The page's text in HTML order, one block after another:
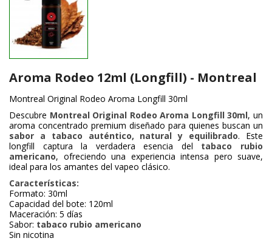
Aroma Rodeo 12ml (Longfill) - Montreal
Montreal Original Rodeo Aroma Longfill 30ml
Descubre Montreal Original Rodeo Aroma Longfill 30ml, un
aroma concentrado premium diseñado para quienes buscan un
sabor a tabaco auténtico, natural y equilibrado. Este
longfill captura la verdadera esencia del tabaco rubio
americano, ofreciendo una experiencia intensa pero suave,
ideal para los amantes del vapeo clásico.
Características:
Formato: 30ml
Capacidad del bote: 120ml
Maceración: 5 días
Sabor: tabaco rubio americano
Sin nicotina